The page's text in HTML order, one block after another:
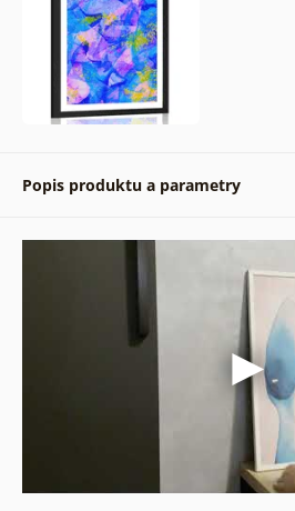
Popis produktu a parametry